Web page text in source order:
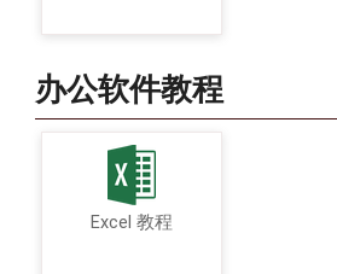
办公软件教程
Excel 教程